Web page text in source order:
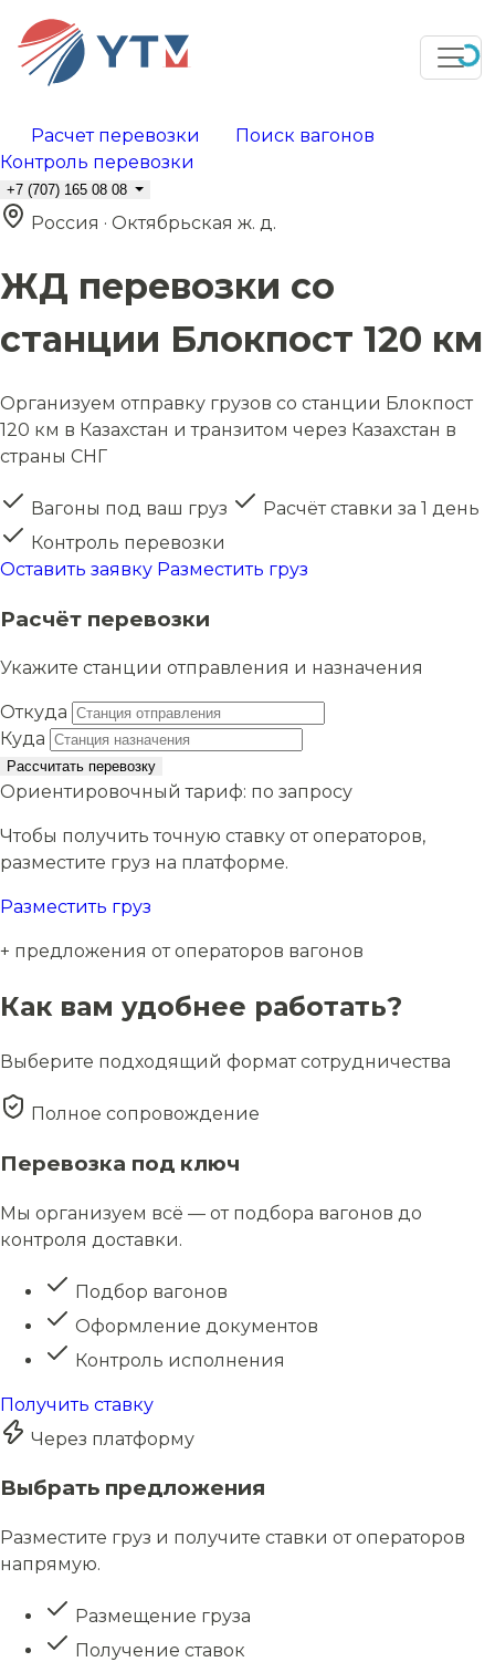
Расчет перевозки
Поиск вагонов
Контроль перевозки
+7 (707) 165 08 08
Россия · Октябрьская ж. д.
ЖД перевозки со
станции Блокпост 120 км
Организуем отправку грузов со станции Блокпост
120 км в Казахстан и транзитом через Казахстан в
страны СНГ
Вагоны под ваш груз
Расчёт ставки за 1 день
Контроль перевозки
Оставить заявку Разместить груз
Расчёт перевозки
Укажите станции отправления и назначения
Откуда
Куда
Рассчитать перевозку
Ориентировочный тариф: по запросу
Чтобы получить точную ставку от операторов,
разместите груз на платформе.
Разместить груз
+ предложения от операторов вагонов
Как вам удобнее работать?
Выберите подходящий формат сотрудничества
Полное сопровождение
Перевозка под ключ
Мы организуем всё — от подбора вагонов до
контроля доставки.
Подбор вагонов
Оформление документов
Контроль исполнения
Получить ставку
Через платформу
Выбрать предложения
Разместите груз и получите ставки от операторов
напрямую.
Размещение груза
Получение ставок